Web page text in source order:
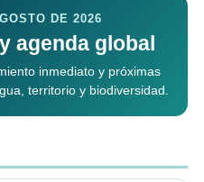
DE 2026
agenda global
inmediato y próximas
territorio y biodiversidad.